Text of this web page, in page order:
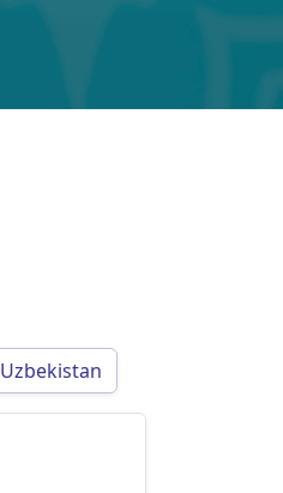
Uzbekistan